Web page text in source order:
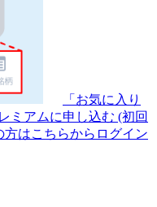
「お気に入り
ミアムに申し込む (初回
方はこちらからログイン